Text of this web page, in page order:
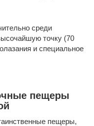
среди
точку (70
и специальное
пещеры
пещеры,